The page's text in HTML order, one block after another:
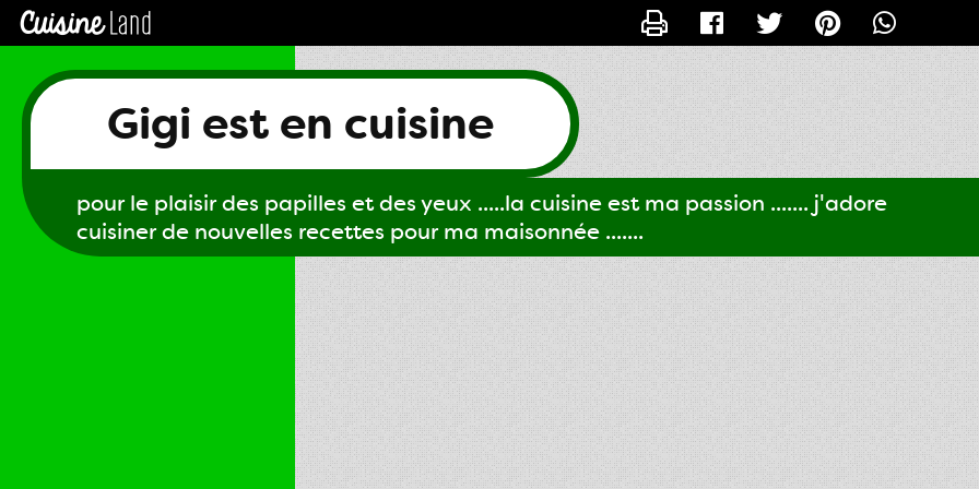
Gigi est en cuisine
pour le plaisir des papilles et des yeux .....la cuisine est ma passion ....... j'adore
cuisiner de nouvelles recettes pour ma maisonnée .......
CONTACTER GIGI61